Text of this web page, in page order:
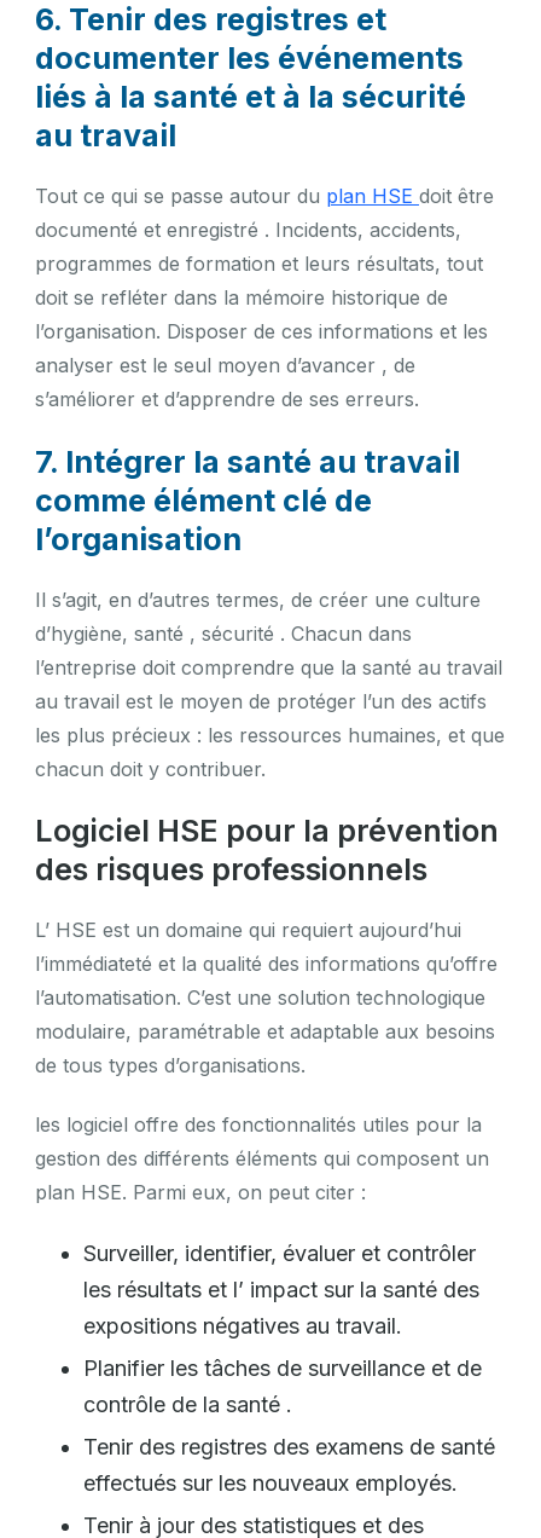
6. Tenir des registres et
documenter les événements
liés à la santé et à la sécurité
au travail
Tout ce qui se passe autour du plan HSE doit être
documenté et enregistré . Incidents, accidents,
programmes de formation et leurs résultats, tout
doit se refléter dans la mémoire historique de
l’organisation. Disposer de ces informations et les
analyser est le seul moyen d’avancer , de
s’améliorer et d’apprendre de ses erreurs.
7. Intégrer la santé au travail
comme élément clé de
l’organisation
Il s’agit, en d’autres termes, de créer une culture
d’hygiène, santé , sécurité . Chacun dans
l’entreprise doit comprendre que la santé au travail
au travail est le moyen de protéger l’un des actifs
les plus précieux : les ressources humaines, et que
chacun doit y contribuer.
Logiciel HSE pour la prévention
des risques professionnels
L’ HSE est un domaine qui requiert aujourd’hui
l’immédiateté et la qualité des informations qu’offre
l’automatisation. C’est une solution technologique
modulaire, paramétrable et adaptable aux besoins
de tous types d’organisations.
les logiciel offre des fonctionnalités utiles pour la
gestion des différents éléments qui composent un
plan HSE. Parmi eux, on peut citer :
Surveiller, identifier, évaluer et contrôler
les résultats et l’ impact sur la santé des
expositions négatives au travail.
Planifier les tâches de surveillance et de
contrôle de la santé .
Tenir des registres des examens de santé
effectués sur les nouveaux employés.
Tenir à jour des statistiques et des